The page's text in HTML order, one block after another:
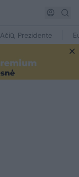
Ačiū, Prezidente